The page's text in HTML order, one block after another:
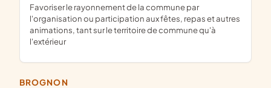
favoriser le rayonnement de la commune par
l'organisation ou participation aux fêtes, repas et autres
animations, tant sur le territoire de commune qu'à
l'extérieur
BROGNON